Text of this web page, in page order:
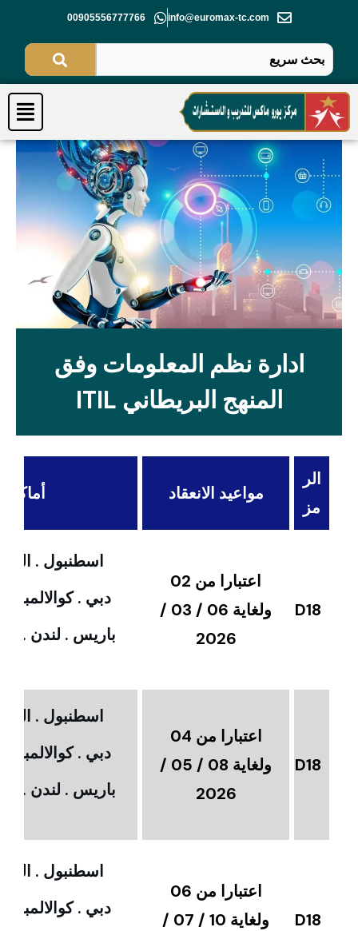
المحتوى
info@euromax-tc.com
00905556777766
ادارة نظم المعلومات وفق
المنهج البريطاني ITIL
الر
مز
مواعيد الانعقاد أماكن
D18
اعتبارا من 02
ولغاية 06 / 03 /
2026
اسطنبول .
دبي .
باريس . لندن .
D18
اعتبارا من 04
ولغاية 08 / 05 /
2026
اسطنبول .
دبي .
باريس . لندن .
D18
اعتبارا من 06
ولغاية 10 / 07 /
اسطنبول .
دبي .